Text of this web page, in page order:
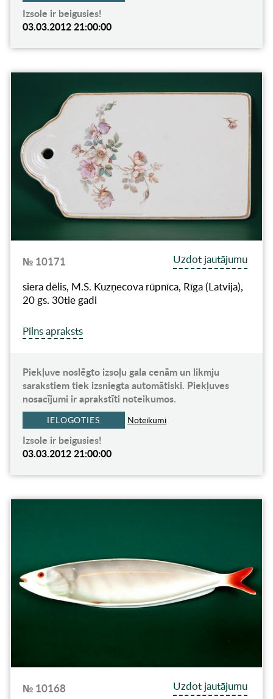
Izsole ir beigusies!
03.03.2012 21:00:00
№ 10171
Uzdot jautājumu
siera dēlis, M.S. Kuzņecova rūpnīca, Rīga (Latvija),
20 gs. 30tie gadi
Pilns apraksts
Piekļuve noslēgto izsoļu gala cenām un likmju
sarakstiem tiek izsniegta automātiski. Piekļuves
nosacījumi ir aprakstīti noteikumos.
IELOGOTIES Noteikumi
Izsole ir beigusies!
03.03.2012 21:00:00
№ 10168 Uzdot jautājumu